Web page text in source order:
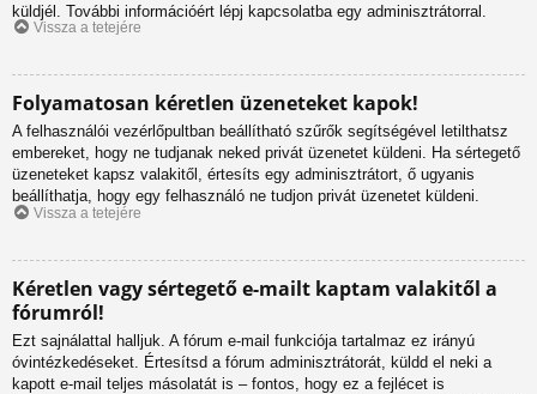
küldjél. További információért lépj kapcsolatba egy adminisztrátorral.
Vissza a tetejére
Folyamatosan kéretlen üzeneteket kapok!
A felhasználói vezérlőpultban beállítható szűrők segítségével letilthatsz
embereket, hogy ne tudjanak neked privát üzenetet küldeni. Ha sértegető
üzeneteket kapsz valakitől, értesíts egy adminisztrátort, ő ugyanis
beállíthatja, hogy egy felhasználó ne tudjon privát üzenetet küldeni.
Vissza a tetejére
Kéretlen vagy sértegető e-mailt kaptam valakitől a
fórumról!
Ezt sajnálattal halljuk. A fórum e-mail funkciója tartalmaz ez irányú
óvintézkedéseket. Értesítsd a fórum adminisztrátorát, küldd el neki a
kapott e-mail teljes másolatát is – fontos, hogy ez a fejlécet is